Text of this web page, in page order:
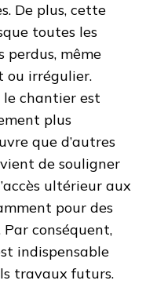
De plus, cette
toutes les
perdus, même
ou irrégulier.
chantier est
plus
que d’autres
de souligner
ultérieur aux
pour des
conséquent,
indispensable
travaux futurs.